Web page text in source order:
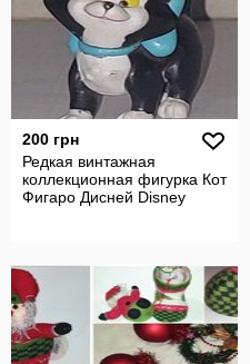
200 грн
Редкая винтажная
коллекционная фигурка Кот
Фигаро Дисней Disney